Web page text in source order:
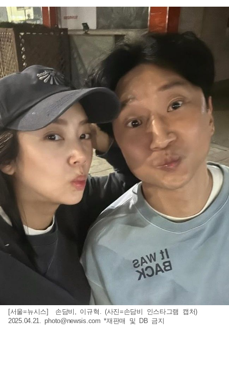
[서울=뉴시스] 손담비, 이규혁. (사진=손담비 인스타그램 캡처)
2025.04.21.photo@newsis.com *재판매 및 DB 금지